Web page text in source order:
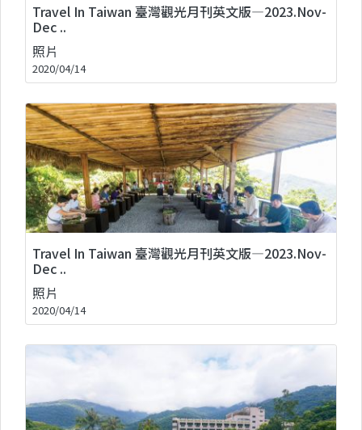
Travel In Taiwan 臺灣觀光月刊英文版—2023.Nov-
Dec ..
照片
2020/04/14
Travel In Taiwan 臺灣觀光月刊英文版—2023.Nov-
Dec ..
照片
2020/04/14